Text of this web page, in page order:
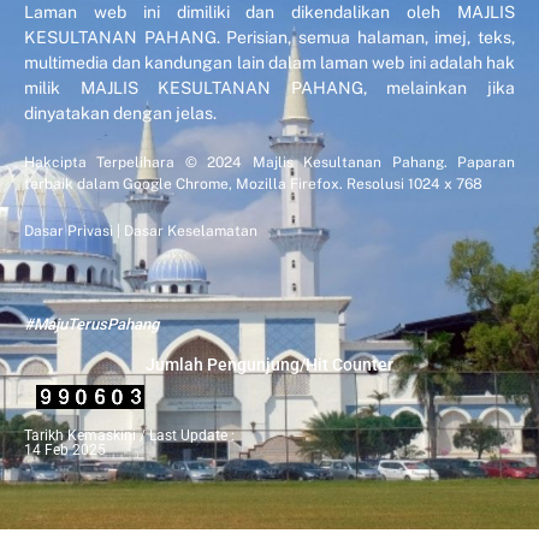
Laman web ini dimiliki dan dikendalikan oleh MAJLIS
KESULTANAN PAHANG. Perisian, semua halaman, imej, teks,
multimedia dan kandungan lain dalam laman web ini adalah hak
milik MAJLIS KESULTANAN PAHANG, melainkan jika
dinyatakan dengan jelas.
Hakcipta Terpelihara © 2024 Majlis Kesultanan Pahang. Paparan
terbaik dalam Google Chrome, Mozilla Firefox. Resolusi 1024 x 768
Dasar Privasi Dasar Keselamatan
#MajuTerusPahang
Jumlah Pengunjung/Hit Counter
Tarikh Kemaskini / Last Update :
14 Feb 2025